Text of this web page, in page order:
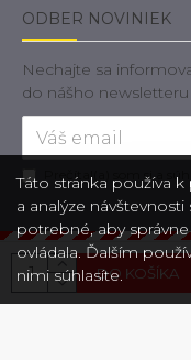
DO KOŠÍKA
ODBER NOVINIEK
Nechajte sa
do nášho newsletteru
Prečítal(a) som si a
Copyright © 2019,
Táto stránka používa
a analýze
potrebné, aby
ovládala. Ďalším
nimi súhlasíte.